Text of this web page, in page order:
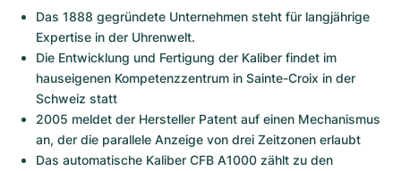
Das 1888 gegründete Unternehmen steht für langjährige
Expertise in der Uhrenwelt.
Die Entwicklung und Fertigung der Kaliber findet im
hauseigenen Kompetenzzentrum in Sainte-Croix in der
Schweiz statt
2005 meldet der Hersteller Patent auf einen Mechanismus
an, der die parallele Anzeige von drei Zeitzonen erlaubt
Das automatische Kaliber CFB A1000 zählt zu den